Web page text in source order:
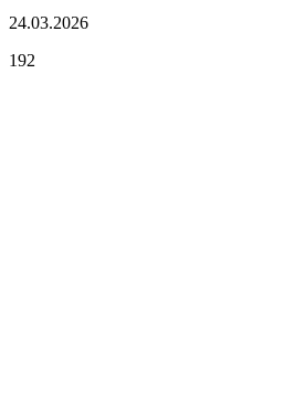
24.03.2026
192